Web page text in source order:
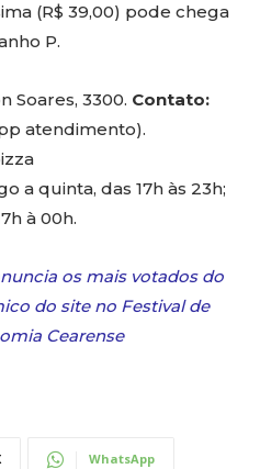
(R$ 39,00) pode chega
P.
Soares, 3300. Contato:
atendimento).
a quinta, das 17h às 23h;
à 00h.
os mais votados do
do site no Festival de
Cearense
WhatsApp